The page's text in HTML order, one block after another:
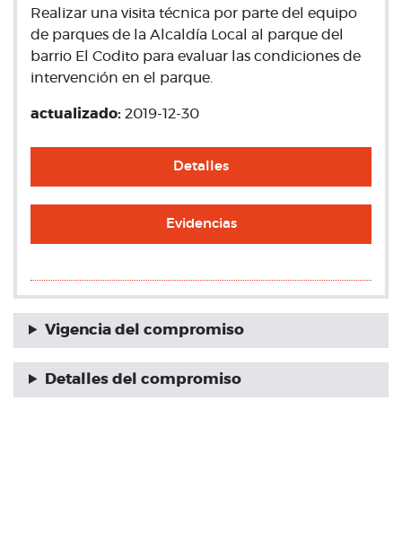
Realizar una visita técnica por parte del equipo
de parques de la Alcaldía Local al parque del
barrio El Codito para evaluar las condiciones de
intervención en el parque.
actualizado: 2019-12-30
Detalles
Evidencias
Vigencia del compromiso
Detalles del compromiso